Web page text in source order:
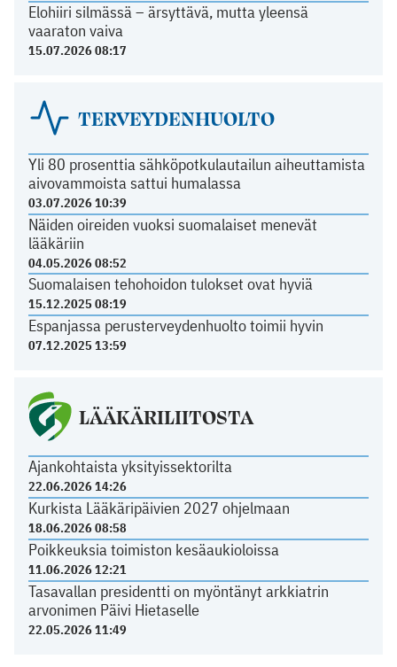
Elohiiri silmässä – ärsyttävä, mutta yleensä
vaaraton vaiva
15.07.2026 08:17
TERVEYDENHUOLTO
Yli 80 prosenttia sähköpotkulautailun aiheuttamista
aivovammoista sattui humalassa
03.07.2026 10:39
Näiden oireiden vuoksi suomalaiset menevät
lääkäriin
04.05.2026 08:52
Suomalaisen tehohoidon tulokset ovat hyviä
15.12.2025 08:19
Espanjassa perusterveydenhuolto toimii hyvin
07.12.2025 13:59
LÄÄKÄRILIITOSTA
Ajankohtaista yksityissektorilta
22.06.2026 14:26
Kurkista Lääkäripäivien 2027 ohjelmaan
18.06.2026 08:58
Poikkeuksia toimiston kesäaukioloissa
11.06.2026 12:21
Tasavallan presidentti on myöntänyt arkkiatrin
arvonimen Päivi Hietaselle
22.05.2026 11:49